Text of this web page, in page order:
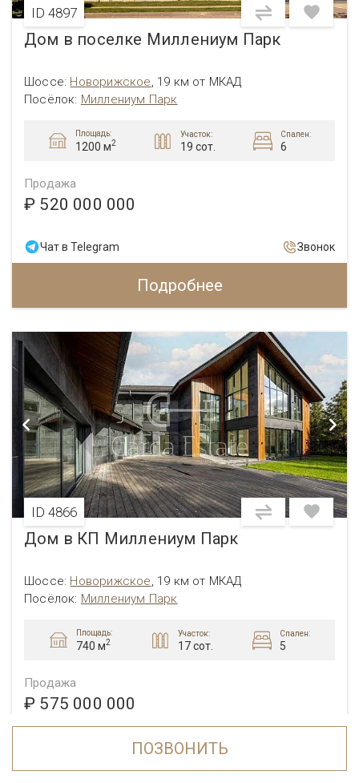
ID 4897
Дом в поселке Миллениум Парк
Шоссе: Новорижское, 19 км от МКАД
Посёлок: Миллениум Парк
Площадь:
1200 м2
Участок:
19 сот.
Спален:
6
Продажа
₽ 520 000 000
Чат в Telegram Звонок
Подробнее
ID 4866
Дом в КП Миллениум Парк
Шоссе: Новорижское, 19 км от МКАД
Посёлок: Миллениум Парк
Площадь:
740 м2
Участок:
17 сот.
Спален:
5
Продажа
₽ 575 000 000
ПОЗВОНИТЬ